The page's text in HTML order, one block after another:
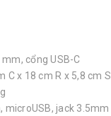
cổng USB-C
C x 18 cm R x 5,8 cm S
microUSB, jack 3.5mm